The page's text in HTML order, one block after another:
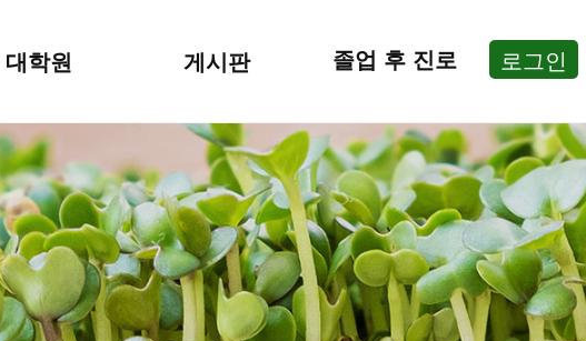
대학원 게시판 졸업 후 진로 로그인